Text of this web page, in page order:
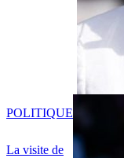
La visite de
POLITIQUE